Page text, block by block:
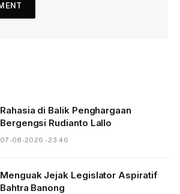
Rahasia di Balik Penghargaan
Bergengsi Rudianto Lallo
07-08-2026 - 23.46
Menguak Jejak Legislator Aspiratif
Bahtra Banong